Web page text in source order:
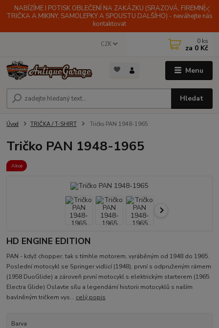
NABÍZÍME I POTISK OBLEČENÍ NA ZAKÁZKU (SRAZOVÁ, FIREMNÍ
TRIČKA A MIKINY, SAMOLEPKY A SPOUSTU DALŠÍHO) - neváhejte nás
kontaktovat
Menu
CZK
Hledat
0 ks
za 0 Kč
Úvod TRIČKA / T-SHIRT Tričko PAN 1948-1965
Tričko PAN 1948-1965
Akce
HD ENGINE EDITION
PAN - když chopper, tak s tímhle motorem, vyráběným od 1948 do 1965.
Poslední motocykl se Springer vidlicí (1948), první s odpruženým rámem
(1958 DuoGlide) a zároveň první motocykl s elektrickým starterem (1965
Electra Glide) Oslavte sílu a legendární historii motocyklů s naším
bavlněným tričkem vys... celý popis
Barva